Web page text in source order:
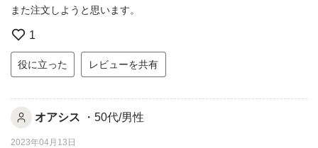
また注文しようと思います。
1
役に立った レビューを共有
オアシス ・50代/男性
2023年04月13日